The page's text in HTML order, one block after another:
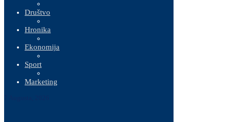
Društvo
Hronika
Ekonomija
Sport
Marketing